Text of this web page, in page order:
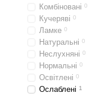
Комбіновані 0
Кучеряві 0
Ламке 0
Натуральні 0
Неслухняні 0
Нормальні 0
Освітлені 0
Ослаблені 1